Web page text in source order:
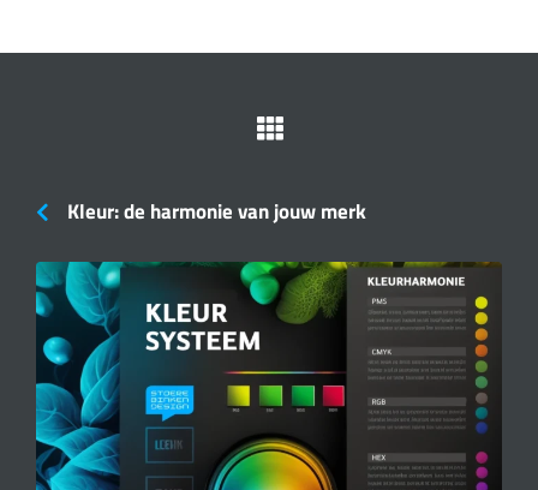
Kleur: de harmonie van jouw merk